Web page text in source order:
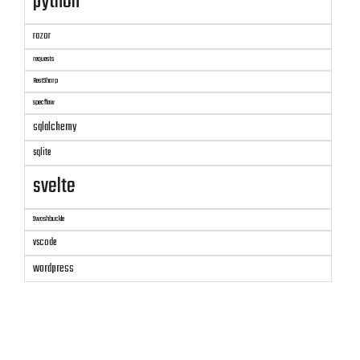
razor
requests
RestSharp
specflow
sqlalchemy
sqlite
svelte
Swashbuckle
vscode
wordpress